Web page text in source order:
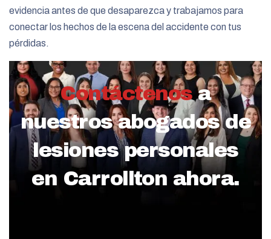
evidencia antes de que desaparezca y trabajamos para
conectar los hechos de la escena del accidente con tus
pérdidas.
Contáctenos a
nuestros abogados de
lesiones personales
en Carrollton ahora.